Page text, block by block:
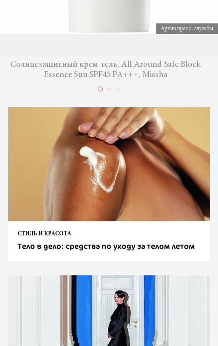
Архив пресс-службы
Солнцезащитный крем-гель, All Around Safe Block
Essence Sun SPF45 PA+++, Missha
СТИЛЬ И КРАСОТА
Тело в дело: средства по уходу за телом летом